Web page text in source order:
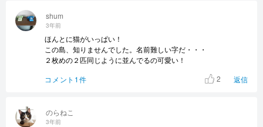
のらねこ
3年前
shum
3年前
ほんとに猫がいっぱい！
この島、知りませんでした。名前難しい字だ・・・
２枚めの２匹同じように並んでるの可愛い！
コメント1件
2 返信